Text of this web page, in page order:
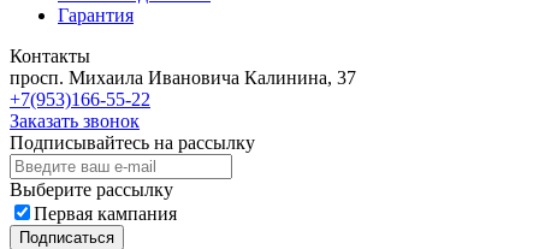
Гарантия
Контакты
просп. Михаила Ивановича Калинина, 37
+7(953)166-55-22
Заказать звонок
Подписывайтесь на рассылку
Выберите рассылку
Первая кампания
Подписаться